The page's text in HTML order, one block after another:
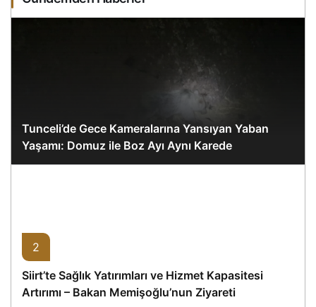
Tunceli’de Gece Kameralarına Yansıyan Yaban
Yaşamı: Domuz ile Boz Ayı Aynı Karede
2
Siirt’te Sağlık Yatırımları ve Hizmet Kapasitesi
Artırımı – Bakan Memişoğlu’nun Ziyareti